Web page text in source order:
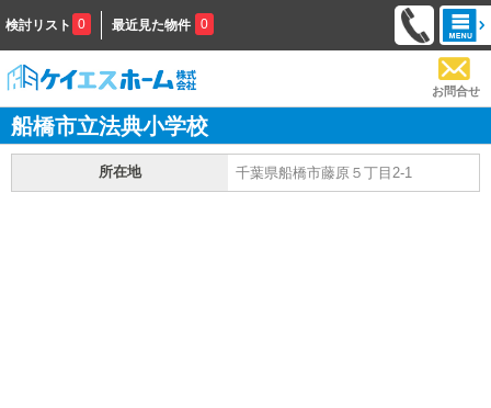
検討リスト 0 最近見た物件 0
お問合せ
船橋市立法典小学校
所在地 千葉県船橋市藤原５丁目2-1